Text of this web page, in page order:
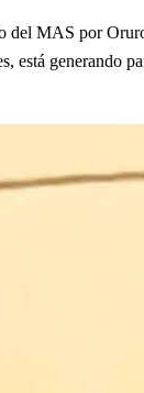
del MAS por
está generando